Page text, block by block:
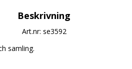
Beskrivning
Art.nr: se3592
samling.